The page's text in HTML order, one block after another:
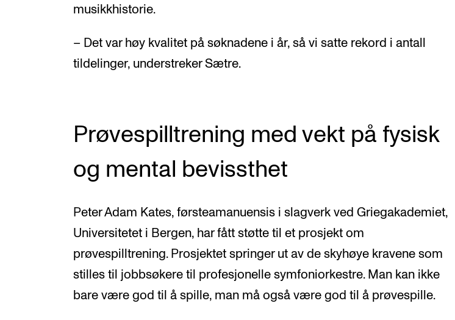
musikkhistorie.
– Det var høy kvalitet på søknadene i år, så vi satte rekord i antall
tildelinger, understreker Sætre.
Prøvespilltrening med vekt på fysisk
og mental bevissthet
Peter Adam Kates, førsteamanuensis i slagverk ved Griegakademiet,
Universitetet i Bergen, har fått støtte til et prosjekt om
prøvespilltrening. Prosjektet springer ut av de skyhøye kravene som
stilles til jobbsøkere til profesjonelle symfoniorkestre. Man kan ikke
bare være god til å spille, man må også være god til å prøvespille.